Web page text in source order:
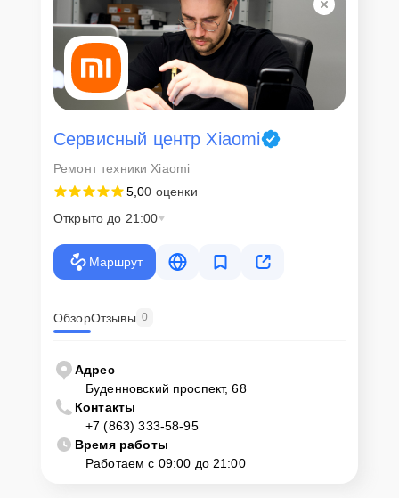
Сервисный центр Xiaomi
Ремонт техники Xiaomi
5,00 оценки
Открыто до 21:00
Маршрут
ОбзорОтзывы 0
Адрес
Буденновский проспект, 68
Контакты
+7 (863) 333-58-95
Время работы
Работаем с 09:00 до 21:00